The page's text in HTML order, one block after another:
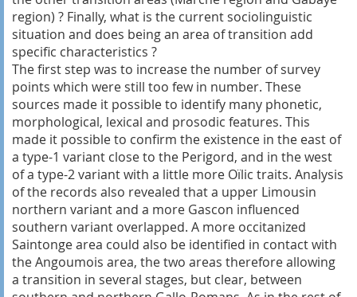
region) ? Finally, what is the current sociolinguistic
situation and does being an area of ​​transition add
specific characteristics ?
The first step was to increase the number of survey
points which were still too few in number. These
sources made it possible to identify many phonetic,
morphological, lexical and prosodic features. This
made it possible to confirm the existence in the east of
a type-1 variant close to the Perigord, and in the west
of a type-2 variant with a little more Oïlic traits. Analysis
of the records also revealed that a upper Limousin
northern variant and a more Gascon influenced
southern variant overlapped. A more occitanized
Saintonge area could also be identified in contact with
the Angoumois area, the two areas therefore allowing
a transition in several stages, but clear, between